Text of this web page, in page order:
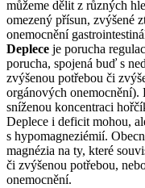
můžeme dělit z různých
omezený přísun, zvýšené
onemocnění
Deplece je porucha
porucha, spojená buď s
zvýšenou potřebou či
orgánových onemocnění).
sníženou koncentraci
Deplece i deficit mohou,
s hypomagneziémií.
magnézia na ty, které
či zvýšenou potřebou,
onemocnění.